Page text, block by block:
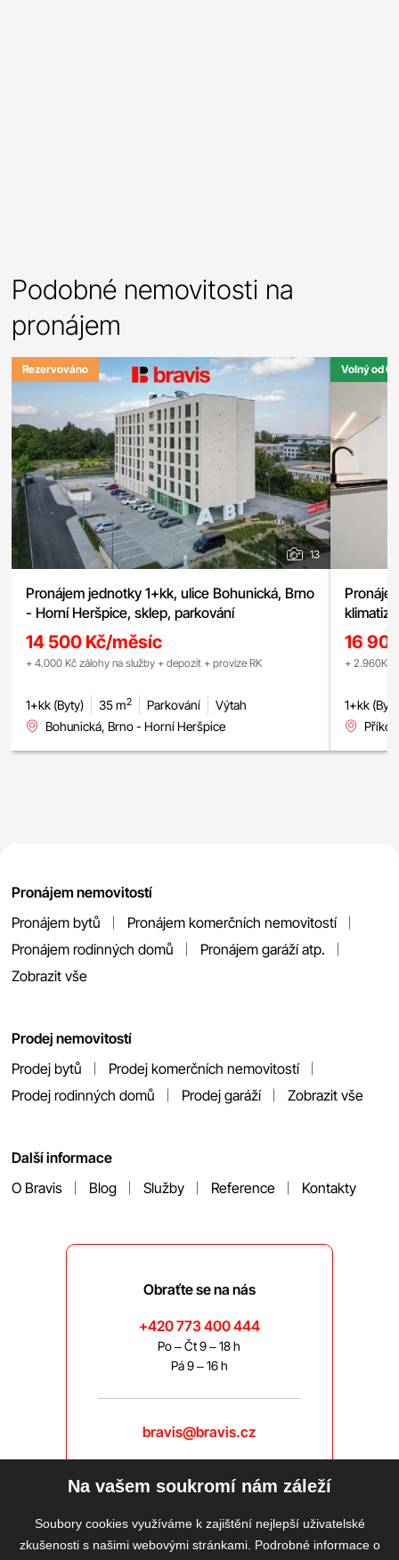
Podobné nemovitosti na
pronájem
Rezervováno
13
Pronájem jednotky 1+kk, ulice Bohunická, Brno
- Horní Heršpice, sklep, parkování
14 500 Kč/měsíc
+ 4.000 Kč zálohy na služby + depozit + provize RK
1+kk (Byty) 35 m2 Parkování
Výtah
Bohunická, Brno - Horní Heršpice
Volný od
16
+ 2.960Kč
1+kk
Pronájem nemovitostí
Pronájem bytů
Pronájem komerčních nemovitostí
Pronájem rodinných domů
Pronájem garáží atp.
Zobrazit vše
Prodej nemovitostí
Prodej bytů
Prodej komerčních nemovitostí
Prodej rodinných domů
Prodej garáží Zobrazit vše
Další informace
O Bravis
Blog Služby Reference Kontakty
Obraťte se na nás
+420 773 400 444
Po – Čt 9 – 18 h
Pá 9 – 16 h
bravis@bravis.cz
Na vašem soukromí nám záleží
Soubory cookies využíváme k zajištění nejlepší uživatelské
zkušenosti s našimi webovými stránkami. Podrobné informace o